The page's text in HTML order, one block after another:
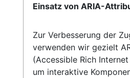
Einsatz von ARIA-
Zur Verbesserung der
verwenden wir gezielt
(Accessible Rich
um interaktive